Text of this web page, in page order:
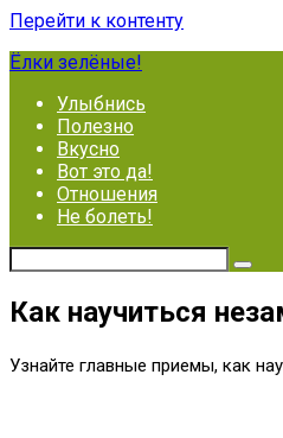
Перейти к контенту
Ёлки зелёные!
Улыбнись
Полезно
Вкусно
Вот это да!
Отношения
Не болеть!
Как научиться
Узнайте главные приемы, как